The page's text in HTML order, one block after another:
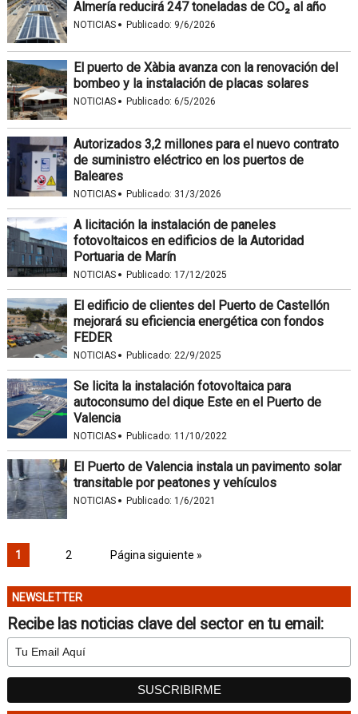
Almería reducirá 247 toneladas de CO₂ al año
NOTICIAS · Publicado: 9/6/2026
El puerto de Xàbia avanza con la renovación del
bombeo y la instalación de placas solares
NOTICIAS · Publicado: 6/5/2026
Autorizados 3,2 millones para el nuevo contrato
de suministro eléctrico en los puertos de
Baleares
NOTICIAS · Publicado: 31/3/2026
A licitación la instalación de paneles
fotovoltaicos en edificios de la Autoridad
Portuaria de Marín
NOTICIAS · Publicado: 17/12/2025
El edificio de clientes del Puerto de Castellón
mejorará su eficiencia energética con fondos
FEDER
NOTICIAS · Publicado: 22/9/2025
Se licita la instalación fotovoltaica para
autoconsumo del dique Este en el Puerto de
Valencia
NOTICIAS · Publicado: 11/10/2022
El Puerto de Valencia instala un pavimento solar
transitable por peatones y vehículos
NOTICIAS · Publicado: 1/6/2021
1 2 Página siguiente »
NEWSLETTER
Recibe las noticias clave del sector en tu email: